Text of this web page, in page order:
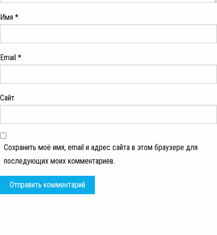
Имя *
Email *
Сайт
Сохранить моё имя, email и адрес сайта в этом браузере для
последующих моих комментариев.